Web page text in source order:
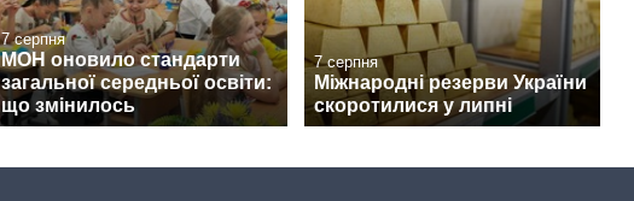
7 серпня
МОН оновило стандарти
загальної середньої освіти:
що змінилось
7 серпня
Міжнародні резерви України
скоротилися у липні